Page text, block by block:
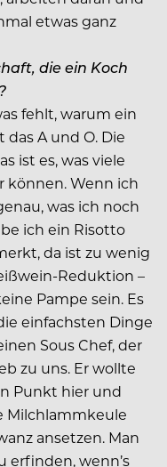
etwas ganz
die ein Koch
fehlt, warum ein
A und O. Die
ist es, was viele
können. Wenn ich
was ich noch
ich ein Risotto
da ist zu wenig
Reduktion –
Pampe sein. Es
einfachsten Dinge
Sous Chef, der
zu uns. Er wollte
Punkt hier und
Milchlammkeule
ansetzen. Man
erfinden, wenn’s